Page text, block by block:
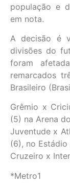
população e
em nota.
A decisão é
divisões do
foram
remarcados
Brasileiro
Grêmio x
(5) na Arena
Juventude x
(6), no
Cruzeiro x
*Metro1